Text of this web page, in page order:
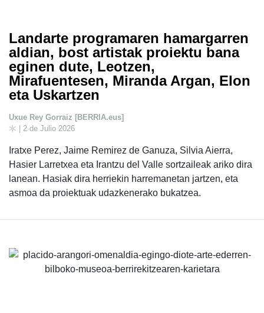
Landarte programaren hamargarren
aldian, bost artistak proiektu bana
eginen dute, Leotzen,
Mirafuentesen, Miranda Argan, Elon
eta Uskartzen
Uxue Rey Gorraiz [BERRIA.eus]
| 2 de Julio 2026
Iratxe Perez, Jaime Remirez de Ganuza, Silvia Aierra,
Hasier Larretxea eta Irantzu del Valle sortzaileak ariko dira
lanean. Hasiak dira herriekin harremanetan jartzen, eta
asmoa da proiektuak udazkenerako bukatzea.